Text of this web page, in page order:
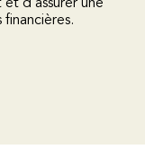
d’assurer une